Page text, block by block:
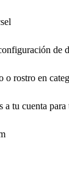
de
o rostro en
a tu cuenta